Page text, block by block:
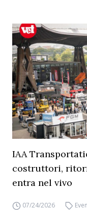
IAA
costruttori,
entra nel vivo
07/24/2026